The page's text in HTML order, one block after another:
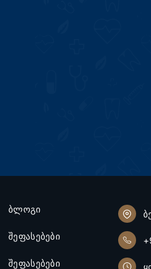
ბლოგი
შეფასებები
შეფასებები